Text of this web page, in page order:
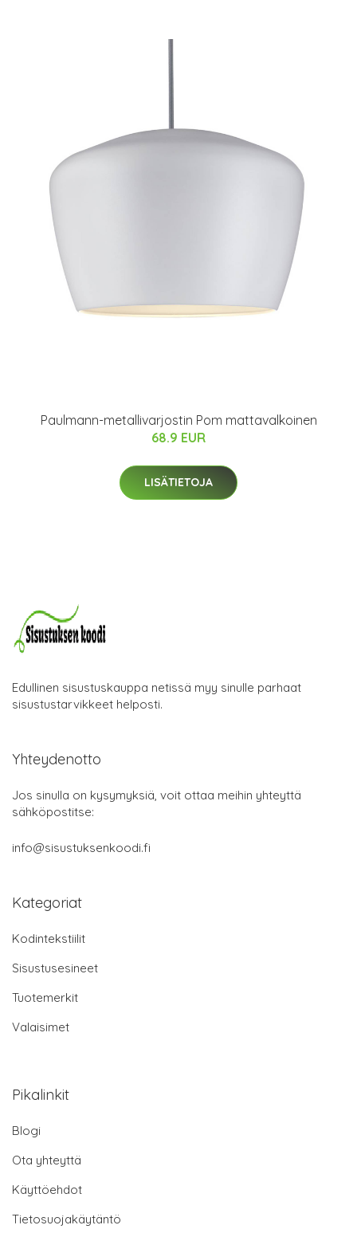
Paulmann-metallivarjostin Pom mattavalkoinen
68.9 EUR
LISÄTIETOJA
Edullinen sisustuskauppa netissä myy sinulle parhaat
sisustustarvikkeet helposti.
Yhteydenotto
Jos sinulla on kysymyksiä, voit ottaa meihin yhteyttä
sähköpostitse:
info@sisustuksenkoodi.fi
Kategoriat
Kodintekstiilit
Sisustusesineet
Tuotemerkit
Valaisimet
Pikalinkit
Blogi
Ota yhteyttä
Käyttöehdot
Tietosuojakäytäntö